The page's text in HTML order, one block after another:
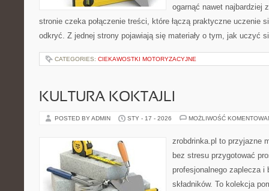
ogarnąć nawet najbardziej
stronie czeka połączenie treści, które łączą praktyczne uczenie
odkryć. Z jednej strony pojawiają się materiały o tym, jak uczyć
CATEGORIES: CIEKAWOSTKI MOTORYZACYJNE
KULTURA KOKTAJLI
POSTED BY ADMIN STY - 17 - 2026 MOŻLIWOŚĆ
zrobdrinka.pl to przyjazne
bez stresu przygotować
profesjonalnego zaplecza i
składników. To kolekcja